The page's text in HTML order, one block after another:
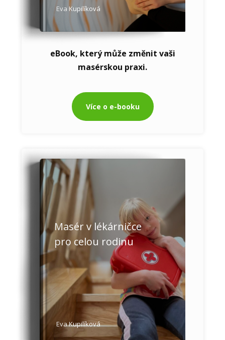
Eva Kupilíková
eBook, který může změnit vaši
masérskou praxi.
Více o e-booku
Masér v lékárničce
pro celou rodinu
Eva Kupilíková